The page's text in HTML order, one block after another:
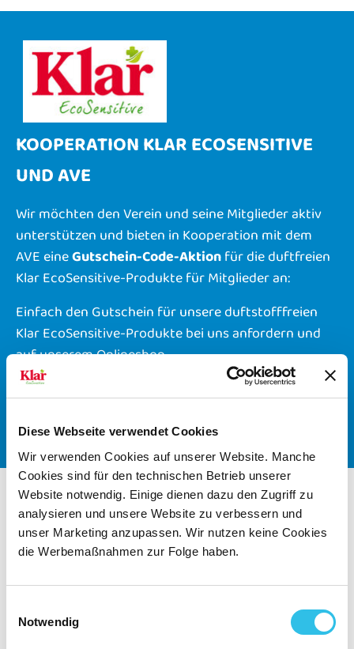
Diese Webseite verwendet Cookies
Wir verwenden Cookies auf unserer Website. Manche
Cookies sind für den technischen Betrieb unserer
Website notwendig. Einige dienen dazu den Zugriff zu
analysieren und unsere Website zu verbessern und
unser Marketing anzupassen. Wir nutzen keine Cookies
die Werbemaßnahmen zur Folge haben.
Notwendig
KOOPERATION KLAR ECOSENSITIVE
UND AVE
Wir möchten den Verein und seine Mitglieder aktiv
unterstützen und bieten in Kooperation mit dem
AVE eineGutschein-Code-Aktionfür die duftfreien
Klar EcoSensitive-Produkte für Mitglieder an:
Einfach den Gutschein für unsere duftstofffreien
Klar EcoSensitive-Produkte bei uns anfordern und
auf unserem Onlineshop,
https://shop.almawin.de/Klar/
, einlösen.
GUTSCHEIN-CODE ANFORDERN